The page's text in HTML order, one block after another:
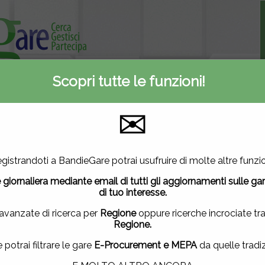
Informativa privacy
utilizza cookie di terze parti per migliorare la tua esperienza
vuoi saperne di piùclicca qui.
questa finestra, scorrendo questa pagina, cliccando su
la navigazione in altra maniera, acconsenti all'uso dei
NON ACCETTO
Scopri tutte le funzioni!
✉
a BandieGare potrai usufruire di molte altre
giornaliera mediante email di tutti gli aggiornamenti sulle
di tuo interesse.
di ricerca per Regioneoppure ricerche incrociate tra
Regione.
potrai filtrare le gare E-Procurement e MEPAda quelle
Contattaci
3020
Mercato elettronico
109
Nuove gare